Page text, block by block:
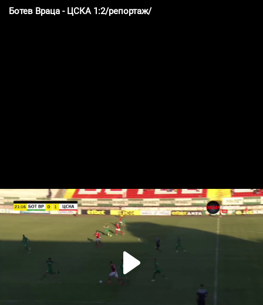
Ботев Враца - ЦСКА 1:2/репортаж/